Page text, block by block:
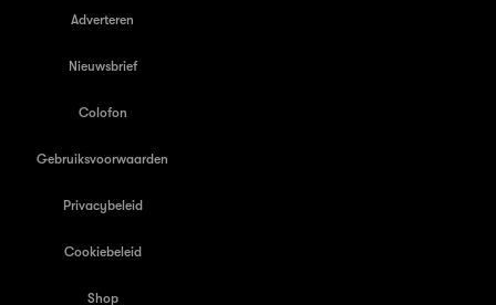
Adverteren
Nieuwsbrief
Colofon
Gebruiksvoorwaarden
Privacybeleid
Cookiebeleid
Shop